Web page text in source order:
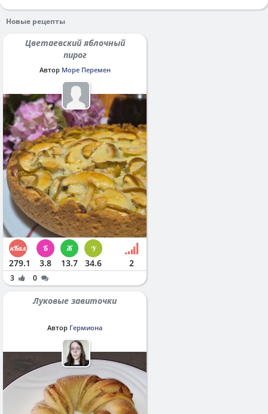
Новые рецепты
Цветаевский яблочный
пирог
Автор Море Перемен
279.1 3.8 13.7 34.6 2
3 0
Луковые завиточки
Автор Гермиона